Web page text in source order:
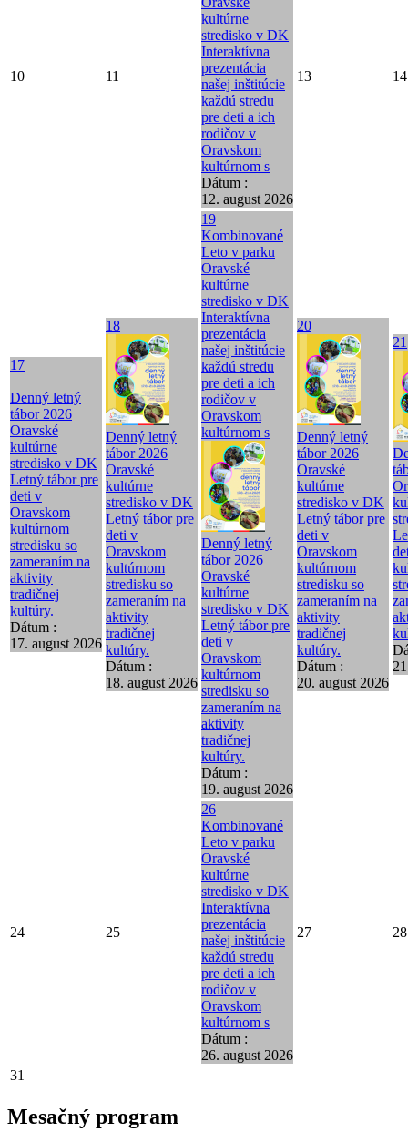
10 11
kultúrne
stredisko v DK
Interaktívna
prezentácia
našej inštitúcie
každú stredu
pre deti a ich
rodičov v
Oravskom
kultúrnom s
Dátum :
12. august 2026
13 14
17
Denný letný
tábor 2026
Oravské
kultúrne
stredisko v DK
Letný tábor pre
deti v
Oravskom
kultúrnom
stredisku so
zameraním na
aktivity
tradičnej
kultúry.
Dátum :
17. august 2026
18
Denný letný
tábor 2026
Oravské
kultúrne
stredisko v DK
Letný tábor pre
deti v
Oravskom
kultúrnom
stredisku so
zameraním na
aktivity
tradičnej
kultúry.
Dátum :
18. august 2026
19
Kombinované
Leto v parku
Oravské
kultúrne
stredisko v DK
Interaktívna
prezentácia
našej inštitúcie
každú stredu
pre deti a ich
rodičov v
Oravskom
kultúrnom s
Denný letný
tábor 2026
Oravské
kultúrne
stredisko v DK
Letný tábor pre
deti v
Oravskom
kultúrnom
stredisku so
zameraním na
aktivity
tradičnej
kultúry.
Dátum :
19. august 2026
20
Denný letný
tábor 2026
Oravské
kultúrne
stredisko v DK
Letný tábor pre
deti v
Oravskom
kultúrnom
stredisku so
zameraním na
aktivity
tradičnej
kultúry.
Dátum :
20. august 2026
21
24 25
26
Kombinované
Leto v parku
Oravské
kultúrne
stredisko v DK
Interaktívna
prezentácia
našej inštitúcie
každú stredu
pre deti a ich
rodičov v
Oravskom
kultúrnom s
Dátum :
26. august 2026
27 28
31
Mesačný program